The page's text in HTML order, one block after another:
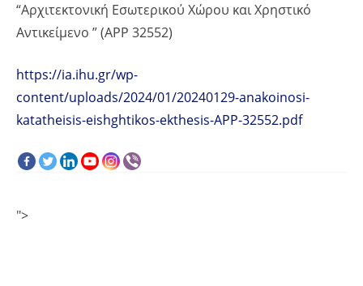
“Αρχιτεκτονική Εσωτερικού Χώρου και Χρηστικό
Αντικείμενο ” (ΑΡΡ 32552)
https://ia.ihu.gr/wp-
content/uploads/2024/01/20240129-anakoinosi-
katatheisis-eishghtikos-ekthesis-ΑΡΡ-32552.pdf
">